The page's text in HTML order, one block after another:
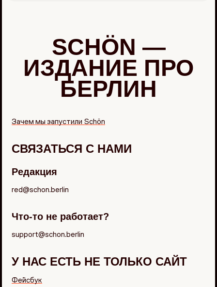
SCHÖN —
ИЗДАНИЕ ПРО
БЕРЛИН
Зачем мы запустили Schön
СВЯЗАТЬСЯ С НАМИ
Редакция
red@schon.berlin
Что-то не работает?
support@schon.berlin
У НАС ЕСТЬ НЕ ТОЛЬКО САЙТ
Фейсбук